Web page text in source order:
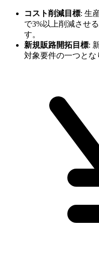
コスト削減目標: 生
で3%以上削減させ
す。
新規販路開拓目標:
対象要件の一つとな